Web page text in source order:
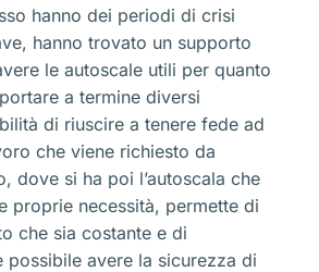
hanno dei periodi di crisi
hanno trovato un supporto
le autoscale utili per quanto
a termine diversi
di riuscire a tenere fede ad
che viene richiesto da
dove si ha poi l’autoscala che
proprie necessità, permette di
che sia costante e di
possibile avere la sicurezza di